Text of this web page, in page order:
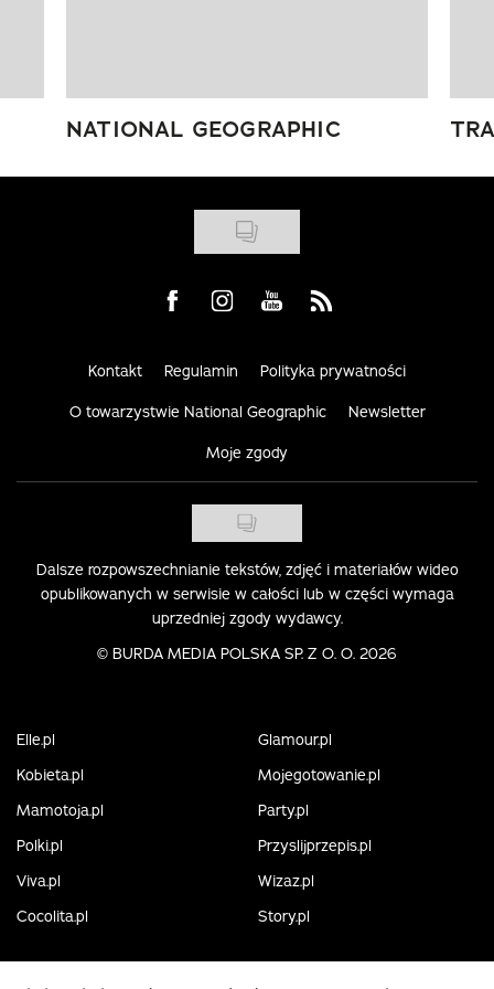
NATIONAL GEOGRAPHIC
Visit us on Facebook
Visit us on Instagram
Visit us on Youtube
Visit us on Rss
Kontakt Regulamin Polityka prywatności
O towarzystwie National Geographic Newsletter
Moje zgody
Dalsze rozpowszechnianie tekstów, zdjęć i materiałów wideo
opublikowanych w serwisie w całości lub w części wymaga
uprzedniej zgody wydawcy.
© BURDA MEDIA POLSKA SP. Z O. O. 2026
Elle.pl
Glamour.pl
Kobieta.pl
Mojegotowanie.pl
Mamotoja.pl
Party.pl
Polki.pl
Przyslijprzepis.pl
Viva.pl
Wizaz.pl
Cocolita.pl
Story.pl